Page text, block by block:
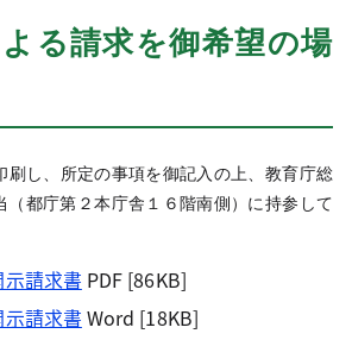
る請求を御希望の場
刷し、所定の事項を御記入の上、教育庁総
（都庁第２本庁舎１６階南側）に持参して
請求書 PDF [86KB]
請求書 Word [18KB]